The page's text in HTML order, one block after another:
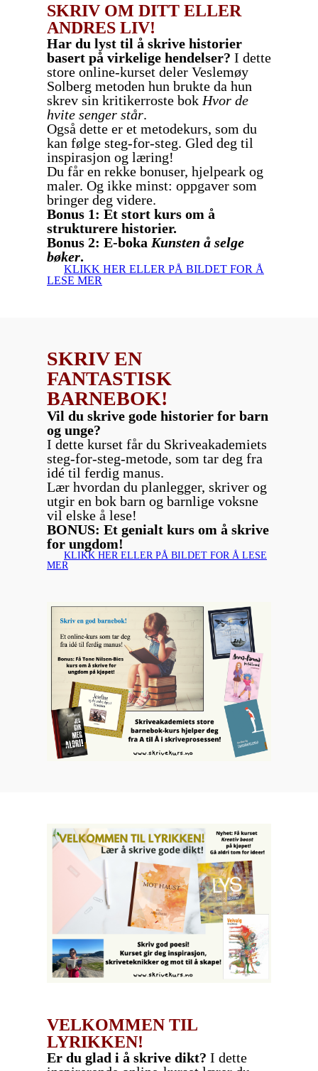
SKRIV OM DITT ELLER
ANDRES LIV!
Har du lyst til å skrive historier
basert på virkelige hendelser? I dette
store online-kurset deler Veslemøy
Solberg metoden hun brukte da hun
skrev sin kritikerroste bok Hvor de
hvite senger står.
Også dette er et metodekurs, som du
kan følge steg-for-steg. Gled deg til
inspirasjon og læring!
Du får en rekke bonuser, hjelpeark og
maler. Og ikke minst: oppgaver som
bringer deg videre.
Bonus 1: Et stort kurs om å
strukturere historier.
Bonus 2: E-boka Kunsten å selge
bøker.
KLIKK HER ELLER PÅ BILDET FOR Å
LESE MER
SKRIV EN
FANTASTISK
BARNEBOK!
Vil du skrive gode historier for barn
og unge?
I dette kurset får du Skriveakademiets
steg-for-steg-metode, som tar deg fra
idé til ferdig manus.
Lær hvordan du planlegger, skriver og
utgir en bok barn og barnlige voksne
vil elske å lese!
BONUS: Et genialt kurs om å skrive
for ungdom!
KLIKK HER ELLER PÅ BILDET FOR Å LESE
MER
VELKOMMEN TIL
LYRIKKEN!
Er du glad i å skrive dikt? I dette